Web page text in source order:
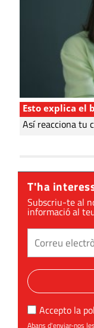
Esto explica el
Así reacciona tu
T'ha
Subscriu-te al
informació al
Accepto la
Abans d'enviar-nos